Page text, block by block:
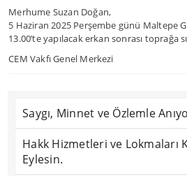
Merhume Suzan Doğan,
5 Haziran 2025 Perşembe günü Maltepe
13.00’te yapılacak erkan sonrası toprağa
CEM Vakfı Genel Merkezi
Saygı, Minnet ve Özlemle
Hakk Hizmetleri ve Lokmaları
Eylesin.